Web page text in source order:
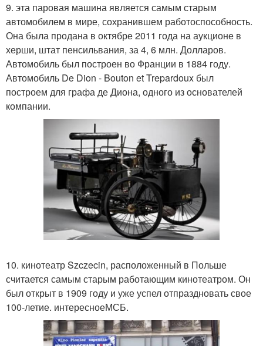
9. эта паровая машина является самым старым
автомобилем в мире, сохранившем работоспособность.
Она была продана в октябре 2011 года на аукционе в
херши, штат пенсильвания, за 4, 6 млн. Долларов.
Автомобиль был построен во Франции в 1884 году.
Автомобиль De Dion - Bouton et Trepardoux был
построем для графа де Диона, одного из основателей
компании.
10. кинотеатр Szczecin, расположенный в Польше
считается самым старым работающим кинотеатром. Он
был открыт в 1909 году и уже успел отпраздновать свое
100-летие. интересноеМСБ.